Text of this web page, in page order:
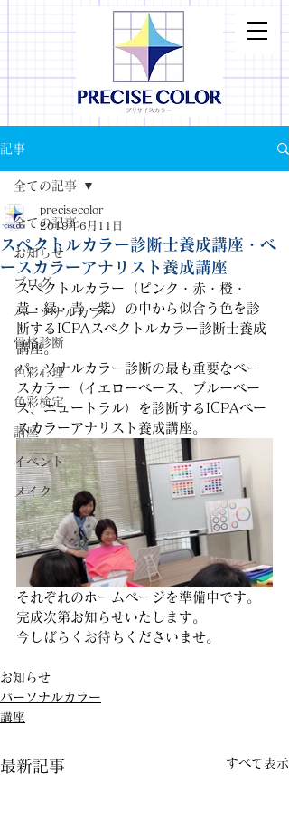
記事
全ての記事
お知らせ
ブログ
パーソナルカラー
骨格診断
色彩心理
色彩検定
講座
イベント
メイク
全ての記事
スペクトルカラー診断士養成講座・ベ
ースカラーアナリスト養成講座
precisecolor
2019年6月11日
スペクトルカラー（ピンク・赤・橙・
黄・緑・青・紫）の中から似合う色を診
断するICPAスペクトルカラー診断士養成
講座。
パーソナルカラー診断の最も重要なベー
スカラー（イエローベース、ブルーベー
ス、ニュートラル）を診断するICPAベー
スカラーアナリスト養成講座。
それぞれのホームページを準備中です。
完成次第お知らせいたします。
今しばらくお待ちくださいませ。
お知らせ
パーソナルカラー
講座
最新記事 すべて表示